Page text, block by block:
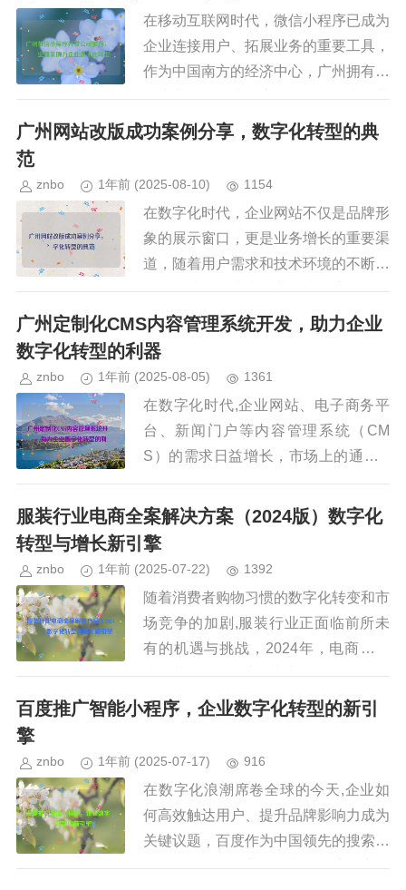
在移动互联网时代，微信小程序已成为
企业连接用户、拓展业务的重要工具，
作为中国南方的经济中心，广州拥有众
多专业的微信小程序开发公司，为企业
提供从设计到开发、运营的一站式服
广州网站改版成功案例分享，数字化转型的典
范
znbo 1年前 (2025-08-10) 1154
在数字化时代，企业网站不仅是品牌形
象的展示窗口，更是业务增长的重要渠
道，随着用户需求和技术环境的不断变
化，网站改版成为企业提升用户体验、
优化运营效率的关键策略，广州作为中
国南方的经济中心，众多企业通过...
广州定制化CMS内容管理系统开发，助力企业
数字化转型的利器
znbo 1年前 (2025-08-05) 1361
在数字化时代,企业网站、电子商务平
台、新闻门户等内容管理系统（CM
S）的需求日益增长，市场上的通用C
MS（如WordPress、Drupal、Joomla
等）虽然功能丰富，但往往无法完全满
足企业的个性...
服装行业电商全案解决方案（2024版）数字化
转型与增长新引擎
znbo 1年前 (2025-07-22) 1392
随着消费者购物习惯的数字化转变和市
场竞争的加剧,服装行业正面临前所未
有的机遇与挑战，2024年，电商已成
为服装品牌的核心增长渠道，但如何构
建一个高效、智能、全链路的电商解决
百度推广智能小程序，企业数字化转型的新引
擎
znbo 1年前 (2025-07-17) 916
在数字化浪潮席卷全球的今天,企业如
何高效触达用户、提升品牌影响力成为
关键议题，百度作为中国领先的搜索引
擎和人工智能企业，推出的百度推广智